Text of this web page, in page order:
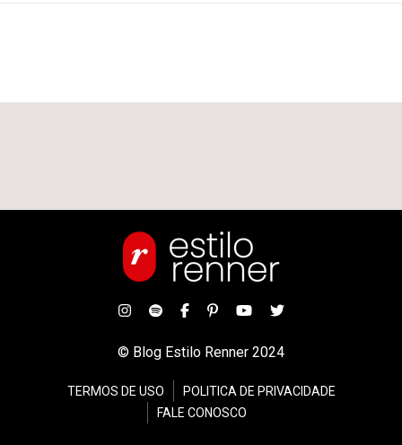
© Blog Estilo Renner 2024
TERMOS DE USO
POLITICA DE PRIVACIDADE
FALE CONOSCO